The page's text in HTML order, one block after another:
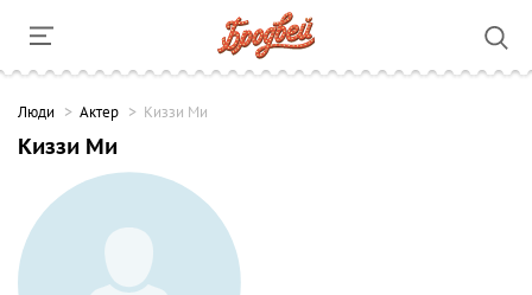
Люди Актер Киззи Ми
Киззи Ми